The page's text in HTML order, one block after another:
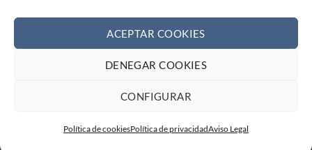
ACEPTAR COOKIES
DENEGAR COOKIES
CONFIGURAR
Política de cookiesPolítica de privacidadAviso Legal
Visa PayPal Stripe
CONDICIONES DE VENTA
Copyright 2026 ©Web creada por BIT INFORMÁTICA LODOSA